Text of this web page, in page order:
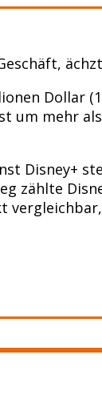
Dollar
um mehr
Disney+
zählte